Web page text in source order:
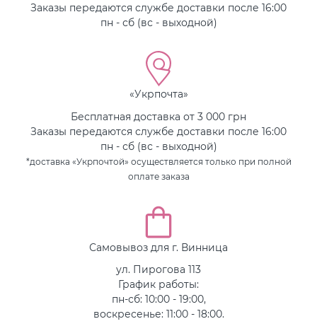
Заказы передаются службе доставки после 16:00
пн - сб (вс - выходной)
«Укрпочта»
Бесплатная доставка от 3 000 грн
Заказы передаются службе доставки после 16:00
пн - сб (вс - выходной)
*доставка «Укрпочтой» осуществляется только при полной
оплате заказа
Самовывоз для г. Винница
ул. Пирогова 113
График работы:
пн-сб: 10:00 - 19:00,
воскресенье: 11:00 - 18:00.